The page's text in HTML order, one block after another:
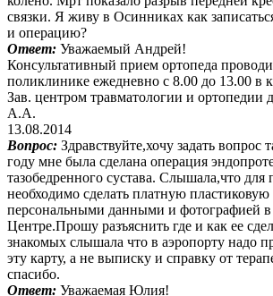
связки. Я живу в Осинниках как
и операцию?
Ответ: Уважаемый Андрей!
Консультативный прием ортопеда
поликлинике ежедневно с 8.00 до 13.00 в
Зав. центром травматологии и ортопедии
А.А.
13.08.2014
Вопрос: Здравствуйте,хочу задать вопрос
году мне была сделана операция
тазобедренного сустава. Слышала,что для
необходимо сделать платную пластиковую
персональными данными и фотографией
Центре.Прошу разъяснить где и как ее
знакомых слышала что в аэропорту надо
эту карту, а не выписку и справку от
спасибо.
Ответ: Уважаемая Юлия!